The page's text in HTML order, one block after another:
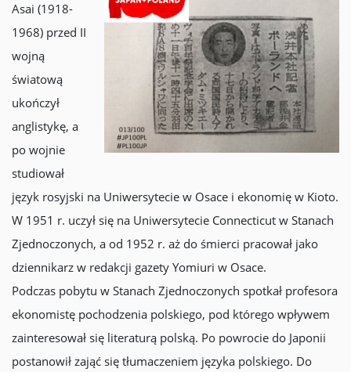
Asai (1918-
1968) przed II
wojną
światową
ukończył
anglistykę, a
po wojnie
studiował
język rosyjski na Uniwersytecie w Osace i ekonomię w Kioto.
W 1951 r. uczył się na Uniwersytecie Connecticut w Stanach
Zjednoczonych, a od 1952 r. aż do śmierci pracował jako
dziennikarz w redakcji gazety Yomiuri w Osace.
Podczas pobytu w Stanach Zjednoczonych spotkał profesora
ekonomistę pochodzenia polskiego, pod którego wpływem
zainteresował się literaturą polską. Po powrocie do Japonii
postanowił zająć się tłumaczeniem języka polskiego. Do